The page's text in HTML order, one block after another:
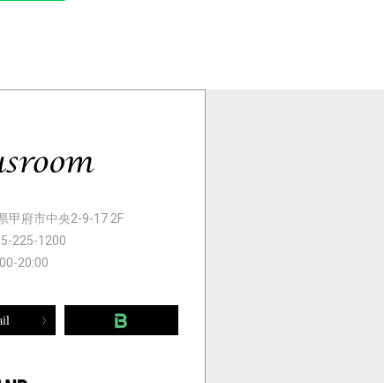
甲府市中央2-9-17 2F
225-1200
20:00